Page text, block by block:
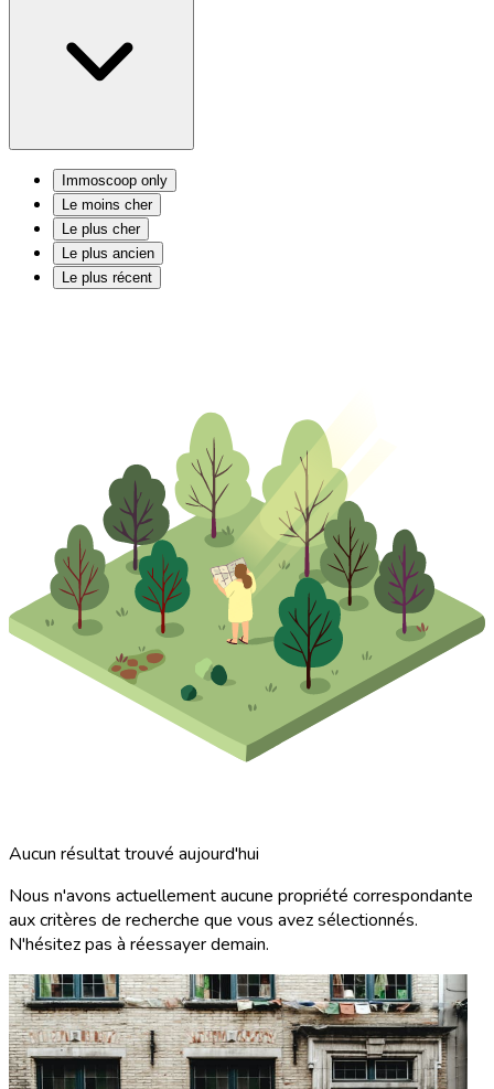
Immoscoop only
Le moins cher
Le plus cher
Le plus ancien
Le plus récent
Aucun résultat trouvé aujourd'hui
Nous n'avons actuellement aucune propriété correspondante
aux critères de recherche que vous avez sélectionnés.
N'hésitez pas à réessayer demain.